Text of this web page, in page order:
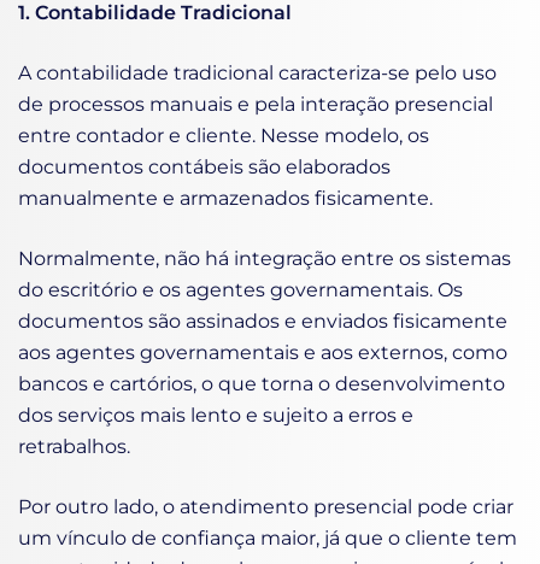
1. Contabilidade Tradicional
A contabilidade tradicional caracteriza-se pelo uso
de processos manuais e pela interação presencial
entre contador e cliente. Nesse modelo, os
documentos contábeis são elaborados
manualmente e armazenados fisicamente.
Normalmente, não há integração entre os sistemas
do escritório e os agentes governamentais. Os
documentos são assinados e enviados fisicamente
aos agentes governamentais e aos externos, como
bancos e cartórios, o que torna o desenvolvimento
dos serviços mais lento e sujeito a erros e
retrabalhos.
Por outro lado, o atendimento presencial pode criar
um vínculo de confiança maior, já que o cliente tem